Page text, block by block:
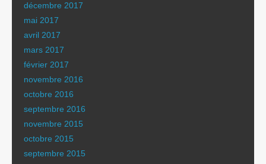
décembre 2017
mai 2017
avril 2017
mars 2017
février 2017
novembre 2016
octobre 2016
septembre 2016
novembre 2015
octobre 2015
septembre 2015